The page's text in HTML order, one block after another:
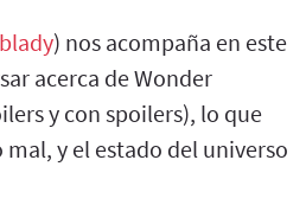
) nos acompaña en este
acerca de Wonder
y con spoilers), lo que
y el estado del universo